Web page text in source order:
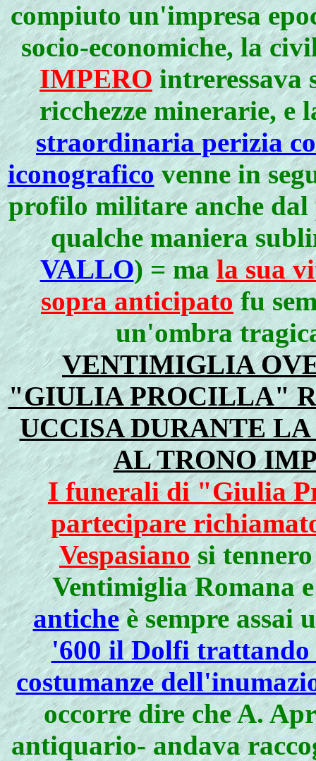
compiuto un'impresa
socio-economiche, la
IMPEROintreressava
ricchezze minerarie, e
straordinaria perizia
iconograficovenne in
profilo militare anche
qualche maniera
VALLO) =mala sua
sopra anticipatofu
un'ombra
VENTIMIGLIA
"GIULIA PROCILLA"
UCCISA DURANTE
AL TRONO
I funerali di "Giulia
partecipare
Vespasianosi
Ventimiglia Romana
anticheè sempre assai
'600 il Dolfi
costumanze
occorre dire che A.
antiquario- andava